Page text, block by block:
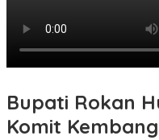
Bupati Rokan
Komit